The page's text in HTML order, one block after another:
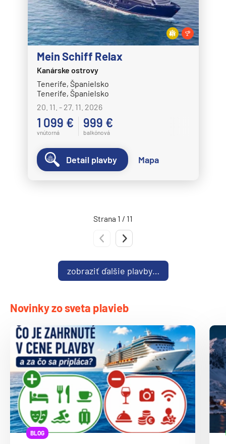
Mein Schiff Relax
Kanárske ostrovy
Tenerife, Španielsko
Tenerife, Španielsko
20. 11. - 27. 11. 2026
1 099 €
vnútorná
999 €
balkónová
Detail plavby Mapa
Strana 1 / 11
Predchádzajúca strana
zobraziť ďalšie plavby…
Novinky zo sveta plavieb
BLOG